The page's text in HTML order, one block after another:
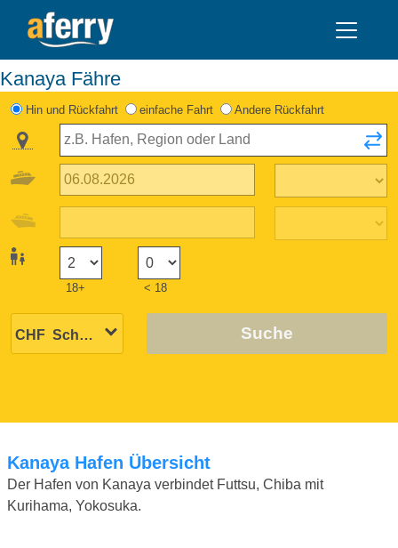
Kanaya Fähre
Hin und Rückfahrt einfache Fahrt Andere Rückfahrt
18+ < 18
Suche
Kanaya Hafen Übersicht
Der Hafen von Kanaya verbindet Futtsu, Chiba mit
Kurihama, Yokosuka.